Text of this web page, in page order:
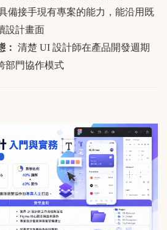
備接手現有專案的能力，能沿用既
設計畫面
： 清楚 UI 設計師在產品開發週期
部門協作模式